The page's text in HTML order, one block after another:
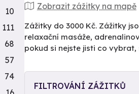
Zobrazit zážitky na mapě
Zážitky do 3000 Kč. Zážitky
relaxační masáže,
pokud si nejste jisti co
FILTROVÁNÍ ZÁŽITKŮ
10
111
68
57
74